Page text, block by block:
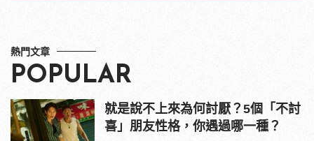
熱門文章
POPULAR
就是說不上來為何討厭？5個「不討
喜」朋友性格，你遇過哪一種？